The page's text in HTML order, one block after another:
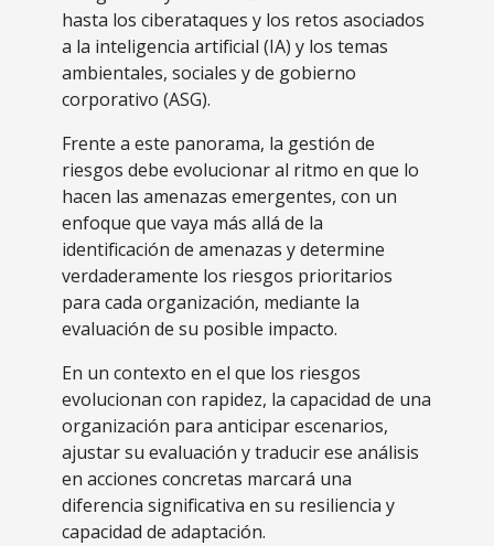
hasta los ciberataques y los retos asociados
a la inteligencia artificial (IA) y los temas
ambientales, sociales y de gobierno
corporativo (ASG).
Frente a este panorama, la gestión de
riesgos debe evolucionar al ritmo en que lo
hacen las amenazas emergentes, con un
enfoque que vaya más allá de la
identificación de amenazas y determine
verdaderamente los riesgos prioritarios
para cada organización, mediante la
evaluación de su posible impacto.
En un contexto en el que los riesgos
evolucionan con rapidez, la capacidad de una
organización para anticipar escenarios,
ajustar su evaluación y traducir ese análisis
en acciones concretas marcará una
diferencia significativa en su resiliencia y
capacidad de adaptación.